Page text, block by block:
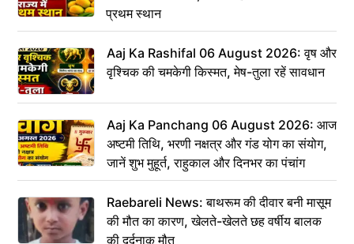
प्रथम स्थान
Aaj Ka Rashifal 06 August 2026: वृष और
वृश्चिक की चमकेगी किस्मत, मेष-तुला रहें सावधान
Aaj Ka Panchang 06 August 2026: आज
अष्टमी तिथि, भरणी नक्षत्र और गंड योग का संयोग,
जानें शुभ मुहूर्त, राहुकाल और दिनभर का पंचांग
Raebareli News: बाथरूम की दीवार बनी मासूम
की मौत का कारण, खेलते-खेलते छह वर्षीय बालक
की दर्दनाक मौत